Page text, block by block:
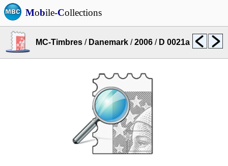
Mobile-Collections
MC-Timbres / Danemark /2006 / D 0021a